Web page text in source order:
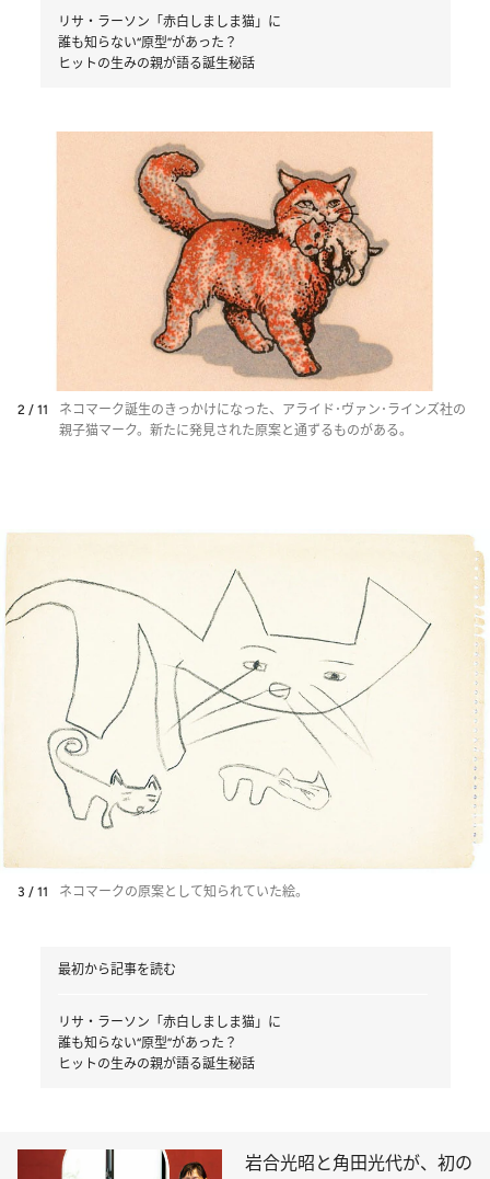
リサ・ラーソン「赤白しましま猫」に
誰も知らない“原型”があった？
ヒットの生みの親が語る誕生秘話
2 / 11
ネコマーク誕生のきっかけになった、アライド･ヴァン･ラインズ社の
親子猫マーク。新たに発見された原案と通ずるものがある。
3 / 11 ネコマークの原案として知られていた絵。
最初から記事を読む
リサ・ラーソン「赤白しましま猫」に
誰も知らない“原型”があった？
ヒットの生みの親が語る誕生秘話
岩合光昭と角田光代が、初の